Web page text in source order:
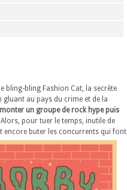
bling-bling Fashion Cat, la secrète
gluant au pays du crime et de la
un groupe de rock hype puis
Alors, pour tuer le temps, inutile de
encore buter les concurrents qui font